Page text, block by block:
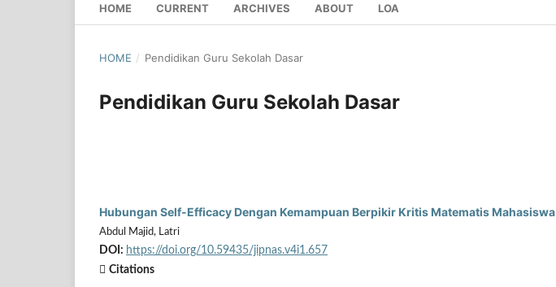
HOME CURRENT ARCHIVES ABOUT LOA
HOME / Pendidikan Guru Sekolah Dasar
Pendidikan Guru Sekolah Dasar
Hubungan Self-Efficacy Dengan Kemampuan Berpikir Kritis Matematis Mahasiswa
Abdul Majid, Latri
DOI: https://doi.org/10.59435/jipnas.v4i1.657
Citations